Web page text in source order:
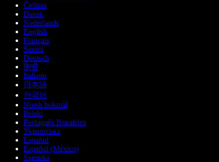
Čeština
Dansk
Nederlands
English
Français
Suomi
Deutsch
हिन्दी
Italiano
日本語
한국어
Norsk bokmål
Polski
Português Brasileiro
Українська
Español
Español (México)
Svenska